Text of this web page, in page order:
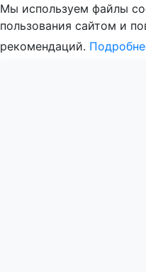
Мы используем файлы
пользования сайтом и
рекомендаций.